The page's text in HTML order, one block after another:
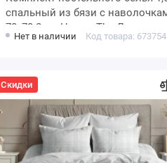
спальный из бязи с наволочками
70х70 2 шт Цветы The Дом
Нет в наличии Код товара: 673754
Скидки